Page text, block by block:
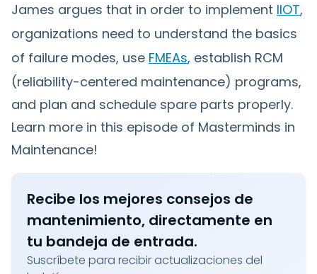
James argues that in order to implement IIOT,
organizations need to understand the basics
of failure modes, use FMEAs, establish RCM
(reliability-centered maintenance) programs,
and plan and schedule spare parts properly.
Learn more in this episode of Masterminds in
Maintenance!
Recibe los mejores consejos de
mantenimiento, directamente en
tu bandeja de entrada.
Suscríbete para recibir actualizaciones del